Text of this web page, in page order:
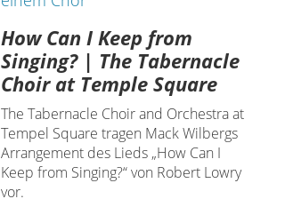
How Can I Keep from
Singing? | The Tabernacle
Choir at Temple Square
The Tabernacle Choir and Orchestra at
Tempel Square tragen Mack Wilbergs
Arrangement des Lieds „How Can I
Keep from Singing?“ von Robert Lowry
vor.